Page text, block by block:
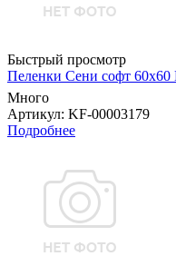
Быстрый просмотр
Пеленки Сени софт
Много
Артикул: KF-00003179
Подробнее